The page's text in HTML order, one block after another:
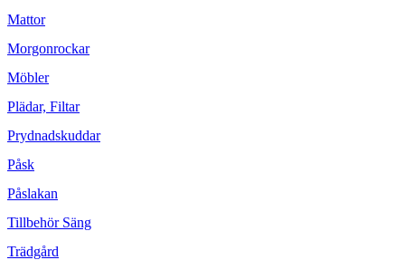
Mattor
Morgonrockar
Möbler
Plädar, Filtar
Prydnadskuddar
Påsk
Påslakan
Tillbehör Säng
Trädgård